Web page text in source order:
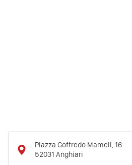
Piazza Goffredo Mameli, 16
52031 Anghiari